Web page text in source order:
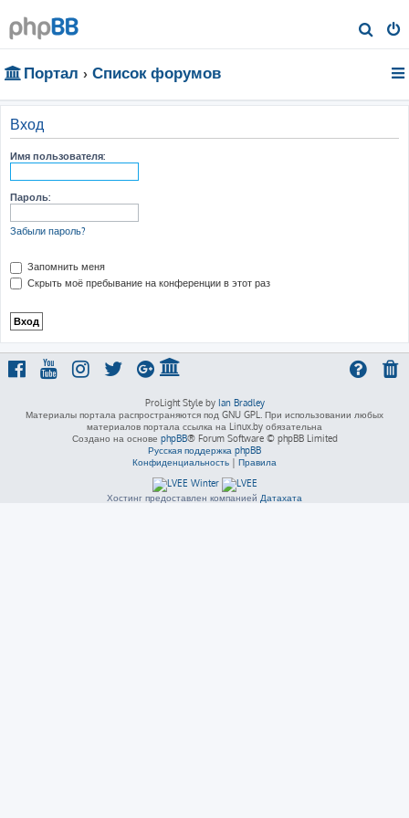
о
Портал Список форумов
Вход
Имя пользователя:
Пароль:
Забыли пароль?
Запомнить меня
Скрыть моё пребывание на конференции в этот раз
ProLight Style by Ian Bradley
Материалы портала распространяются под GNU GPL. При использовании любых
материалов портала ссылка на Linux.by обязательна
Создано на основе phpBB® Forum Software © phpBB Limited
Русская поддержка phpBB
Конфиденциальность | Правила
Хостинг предоставлен компанией Датахата